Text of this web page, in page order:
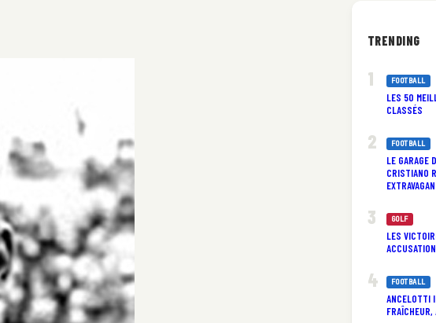
TRENDING
FOOTBALL
LES 50
CLASSÉS
FOOTBALL
LE GARAGE
CRISTIANO
GOLF
LES
FOOTBALL
ANCELOTTI
FRAÎCHEUR,